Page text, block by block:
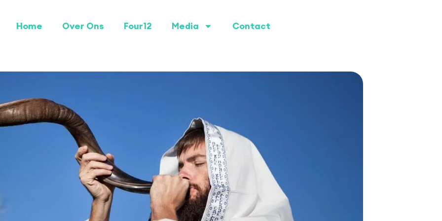
Home Over Ons Four12 Media Contact